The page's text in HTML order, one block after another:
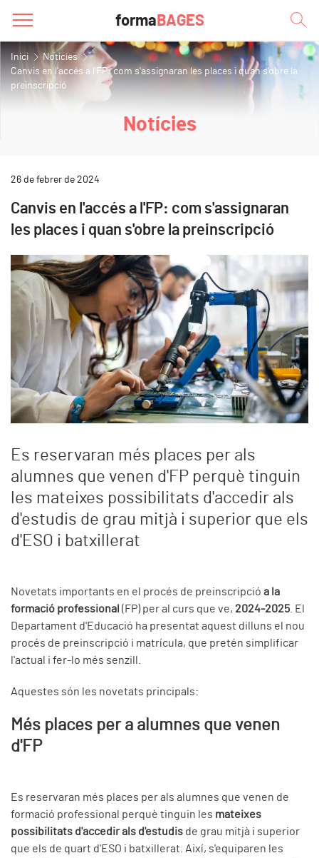
forma BAGES
Inici
Notícies
Canvis en l'accés a l'FP: com s'assignaran les places i quan s'obre la
preinscripció
Notícies
26 de febrer de 2024
Canvis en l'accés a l'FP: com s'assignaran
les places i quan s'obre la preinscripció
Es reservaran més places per als
alumnes que venen d'FP perquè tinguin
les mateixes possibilitats d'accedir als
d'estudis de grau mitjà i superior que els
d'ESO i batxillerat
Novetats importants en el procés de preinscripció a la
formació professional (FP) per al curs que ve, 2024-2025 . El
Departament d'Educació ha presentat aquest dilluns el nou
procés de preinscripció i matrícula, que pretén simplificar
l'actual i fer-lo més senzill.
Aquestes són les novetats principals:
Més places per a alumnes que venen
d'FP
Es reservaran més places per als alumnes que venen de
formació professional perquè tinguin les mateixes
possibilitats d'accedir als d'estudis de grau mitjà i superior
que els de quart d'ESO i batxillerat. Així, s'equiparen les